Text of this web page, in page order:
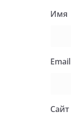
Имя
Email
Сайт